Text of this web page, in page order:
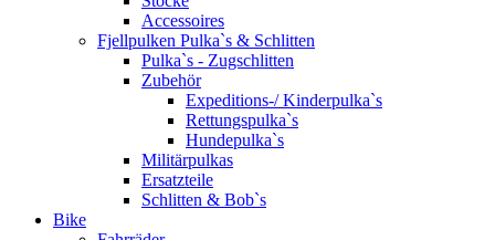
Accessoires
Fjellpulken Pulka`s & Schlitten
Pulka`s - Zugschlitten
Zubehör
Expeditions-/ Kinderpulka`s
Rettungspulka`s
Hundepulka`s
Militärpulkas
Ersatzteile
Schlitten & Bob`s
Bike